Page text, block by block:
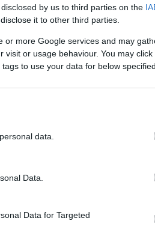
by us to third parties on the
it to other third parties.
or more Google services and may
visit or usage behaviour. You may
to use your data for below
data.
Data.
Data for Targeted
így inkább azt
Azt nem
eszébe jusson
44 milliárd
illetve 18
futballra került